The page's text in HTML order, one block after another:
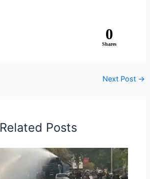
0
Shares
Next Post →
Related Posts